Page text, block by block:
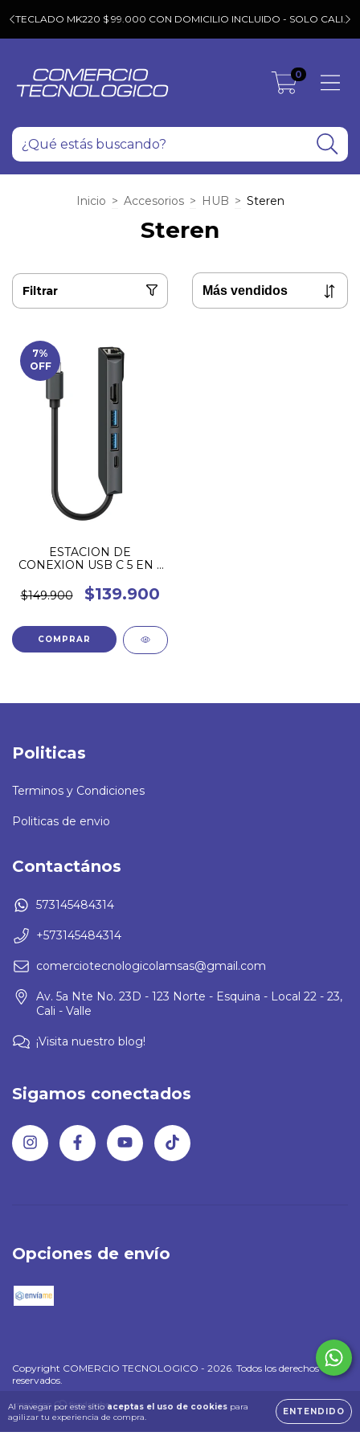
TECLADO MK220 $ 99.000 CON DOMICILIO INCLUIDO - SOLO CALI.
0
Al navegar por este sitio aceptas el uso de cookies para
agilizar tu experiencia de compra.
ENTENDIDO
Inicio > Accesorios > HUB > Steren
Steren
Filtrar
7%
OFF
ESTACION DE
CONEXION USB C 5 EN 1
$149.900
$139.900
COMPRAR
Politicas
Terminos y Condiciones
Politicas de envio
Contactános
573145484314
+573145484314
comerciotecnologicolamsas@gmail.com
Av. 5a Nte No. 23D - 123 Norte - Esquina - Local 22 - 23,
Cali - Valle
¡Visita nuestro blog!
Sigamos conectados
Opciones de envío
Copyright COMERCIO TECNOLOGICO - 2026. Todos los derechos
reservados.